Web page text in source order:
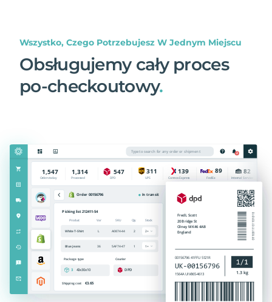
Wszystko, Czego Potrzebujesz W Jednym Miejscu
Obsługujemy cały proces
po-checkoutowy.